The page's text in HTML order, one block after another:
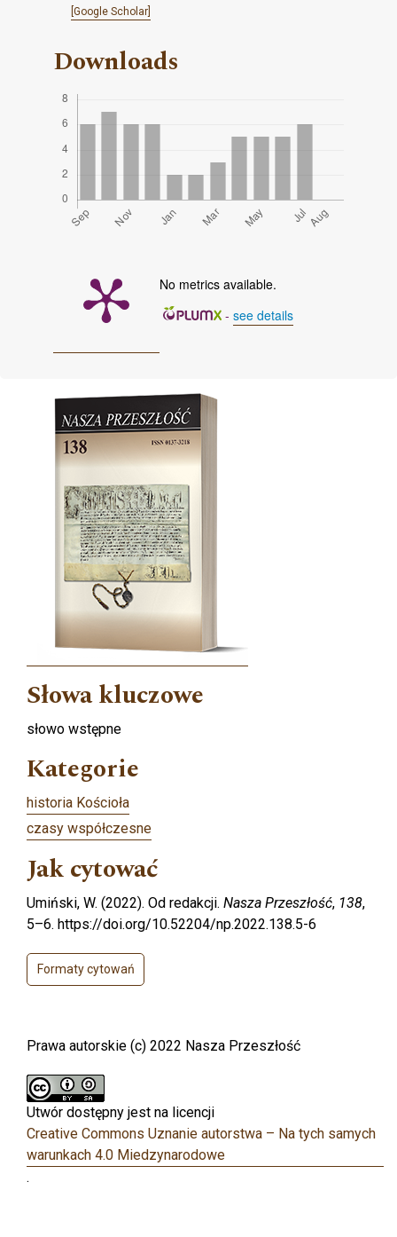
[Google Scholar]
Downloads
No metrics available.
- see details
Cover image
Słowa kluczowe
słowo wstępne
Kategorie
historia Kościoła
czasy współczesne
Jak cytować
Umiński, W. (2022). Od redakcji. Nasza Przeszłość, 138,
5–6. https://doi.org/10.52204/np.2022.138.5-6
Formaty cytowań
Prawa autorskie (c) 2022 Nasza Przeszłość
Utwór dostępny jest na licencji
Creative Commons Uznanie autorstwa – Na tych samych
warunkach 4.0 Miedzynarodowe
.